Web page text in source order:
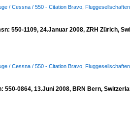
/ Cessna / 550 - Citation Bravo
550-1109, 24.Januar 2008, ZRH Zürich,
/ Cessna / 550 - Citation Bravo
550-0864, 13.Juni 2008, BRN Bern,